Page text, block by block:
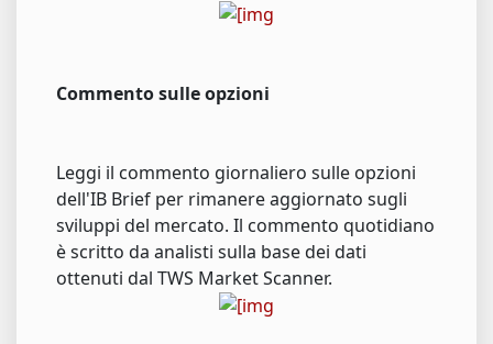
Commento sulle opzioni
Leggi il commento giornaliero sulle opzioni
dell'IB Brief per rimanere aggiornato sugli
sviluppi del mercato. Il commento quotidiano
è scritto da analisti sulla base dei dati
ottenuti dal TWS Market Scanner.